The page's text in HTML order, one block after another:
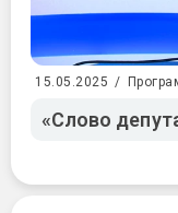
15.05.2025 /
«Слово